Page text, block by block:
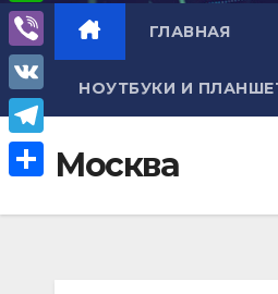
ГЛАВНАЯ
НОУТБУКИ И
Москва
d
n
o
k
l
s
W
h
a
s
V
i
b
e
V
K
T
l